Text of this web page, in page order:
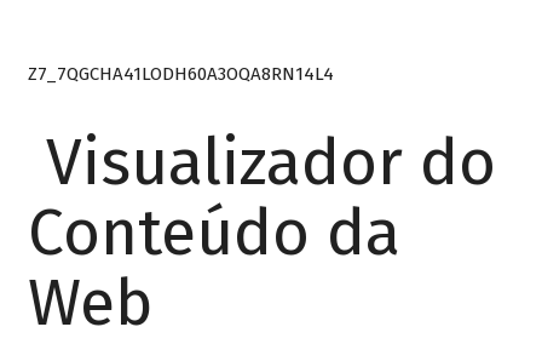
Z7_7QGCHA41LODH60A3OQA8RN14L4
Visualizador do
Conteúdo da
Web